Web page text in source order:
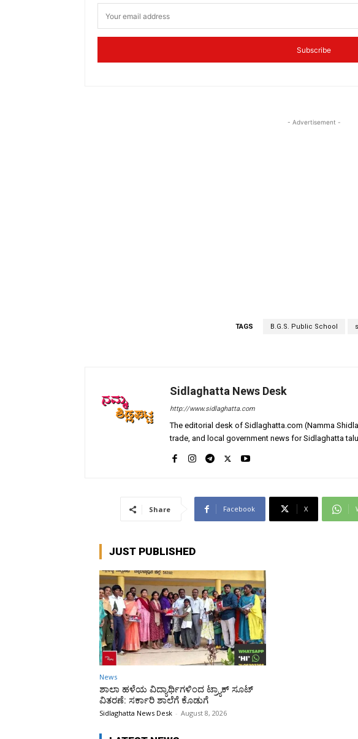
Subscribe
- Advertisement -
TAGS B.G.S. Public School
Sidlaghatta News Desk
http://www.sidlaghatta.com
The editorial desk of Sidlaghatta.com (Namma
trade, and local government news for Sidlaghatta
Share Facebook X
JUST PUBLISHED
News
ಶಾಲಾ ಹಳೆಯ ವಿದ್ಯಾರ್ಥಿಗಳಿಂದ ಟ್ರ್ಯಾಕ್‌ ಸೂಟ್
ವಿತರಣೆ: ಸರ್ಕಾರಿ ಶಾಲೆಗೆ ಕೊಡುಗೆ
Sidlaghatta News Desk - August 8, 2026